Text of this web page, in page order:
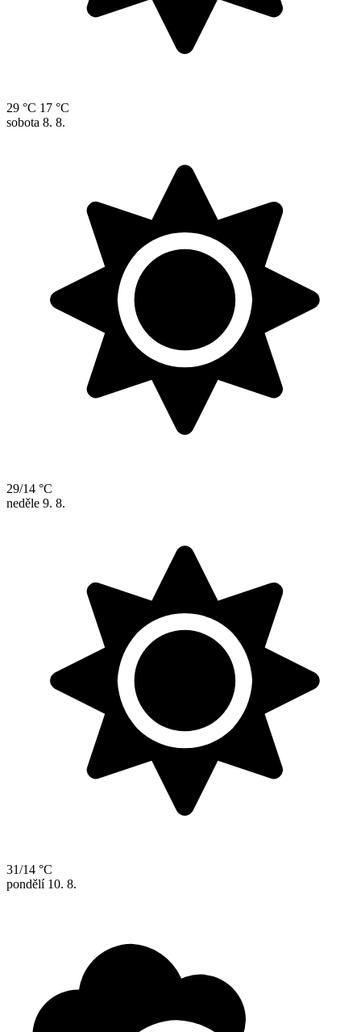
29 °C 17 °C
sobota 8. 8.
29/14 °C
neděle 9. 8.
31/14 °C
pondělí 10. 8.